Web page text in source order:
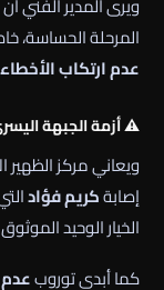
المرحلة الحساسة،
عدم ارتكاب
⚠️ أزمة الجبهة
ويعاني مركز
إصابةكريم فؤاد
الخيار الوحيد
كما أبدى توروب